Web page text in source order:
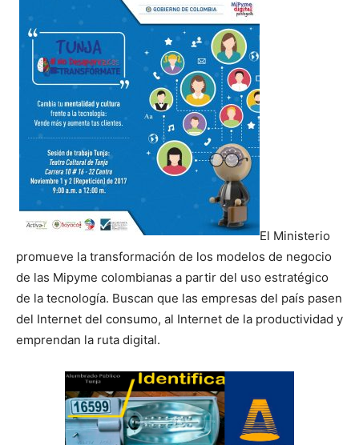
El Ministerio
promueve la transformación de los modelos de negocio
de las Mipyme colombianas a partir del uso estratégico
de la tecnología. Buscan que las empresas del país pasen
del Internet del consumo, al Internet de la productividad y
emprendan la ruta digital.